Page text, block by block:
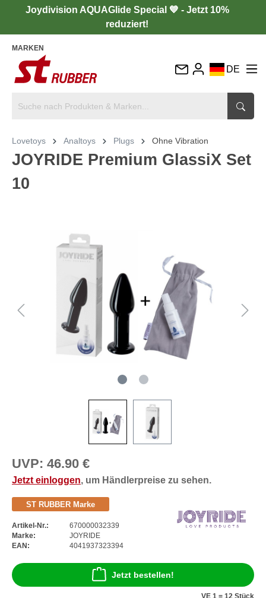
Joydivision AQUAGlide Special 💙 - Jetzt 10%
reduziert!
MARKEN
DE
IT
Lovetoys Analtoys Plugs Ohne Vibration
JOYRIDE Premium GlassiX Set
10
UVP: 46.90 €
Jetzt einloggen, um Händlerpreise zu sehen.
ST RUBBER Marke
Artikel-Nr.:
670000032339
Marke:
JOYRIDE
EAN:
4041937323394
Jetzt bestellen!
VE 1 = 12 Stück